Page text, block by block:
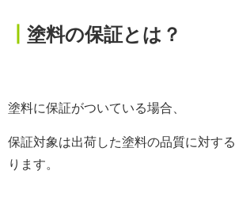
塗料の保証とは？
塗料に保証がついている場合、
保証対象は出荷した塗料の品質に対する
ります。